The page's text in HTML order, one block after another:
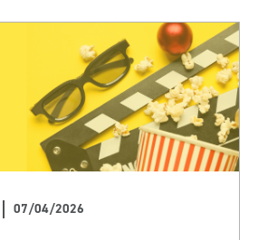
07/04/2026